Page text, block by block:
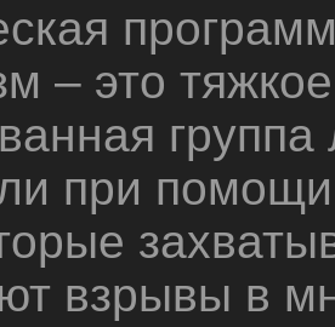
– это
при
взрывы в